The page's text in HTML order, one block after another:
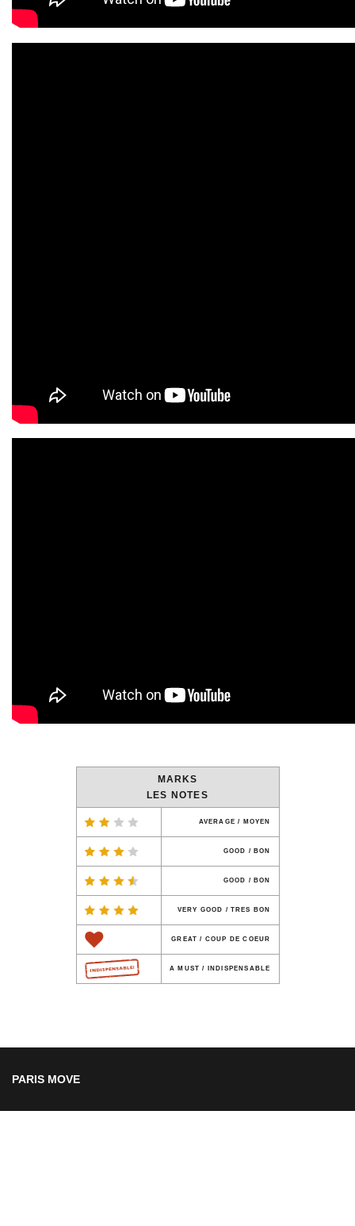
MARKS
LES NOTES
AVERAGE / MOYEN
GOOD / BON
GOOD / BON
VERY GOOD / TRES BON
GREAT / COUP DE COEUR
A MUST / INDISPENSABLE
PARIS MOVE